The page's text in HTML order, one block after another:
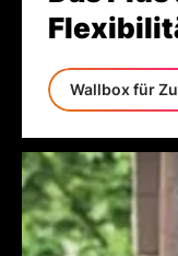
Wallbox für